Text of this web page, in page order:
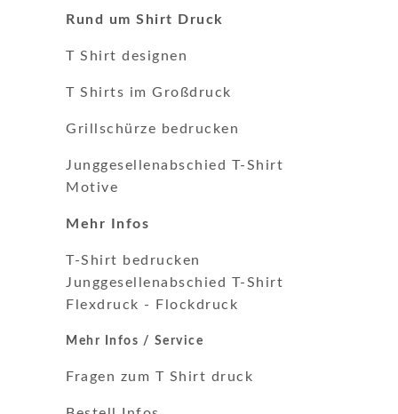
Rund um Shirt Druck
T Shirt designen
T Shirts im Großdruck
Grillschürze bedrucken
Junggesellenabschied T-Shirt
Motive
Mehr Infos
T-Shirt bedrucken
Junggesellenabschied T-Shirt
Flexdruck - Flockdruck
Mehr Infos / Service
Fragen zum T Shirt druck